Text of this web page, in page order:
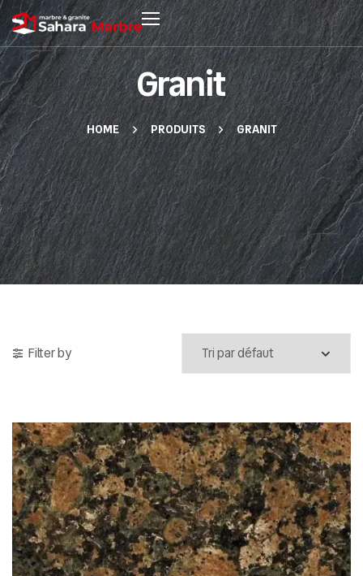
Granit
HOME PRODUITS GRANIT
Filter by